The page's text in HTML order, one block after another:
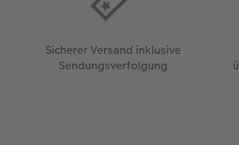
Sicherer Versand inklusive
Sendungsverfolgung